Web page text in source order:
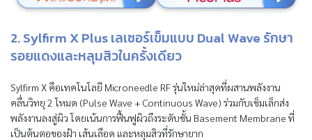
2. Sylfirm X Plus เลเซอร์เข็มแบบ Dual Wave รักษา
รอยแดงและหลุมสิวในครั้งเดียว
Sylfirm X คือเทคโนโลยี Microneedle RF รุ่นใหม่ล่าสุดที่ผสานพลังงาน
คลื่นวิทยุ 2 โหมด (Pulse Wave + Continuous Wave) ร่วมกับเข็มเล็กส่ง
พลังงานลงสู่ผิว โดยเน้นการฟื้นฟูผิวถึงระดับชั้น Basement Membrane ที่
เป็นต้นตอของฝ้า เส้นเลือด และหลุมสิวที่รักษายาก